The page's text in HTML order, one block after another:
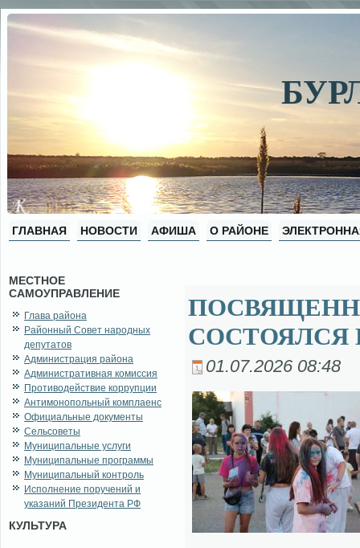
ГЛАВНАЯ НОВОСТИ АФИША О РАЙОНЕ
МЕСТНОЕ
САМОУПРАВЛЕНИЕ
Глава района
Районный Совет народных
депутатов
Администрация района
Административная комиссия
Противодействие коррупции
Антимонопольный комплаенс
Официальные документы
Сельсоветы
Муниципальные услуги
Муниципальные программы
Муниципальный контроль
Исполнение поручений и
указаний Президента РФ
КУЛЬТУРА
СОСТОЯЛСЯ
01.07.2026 08:48